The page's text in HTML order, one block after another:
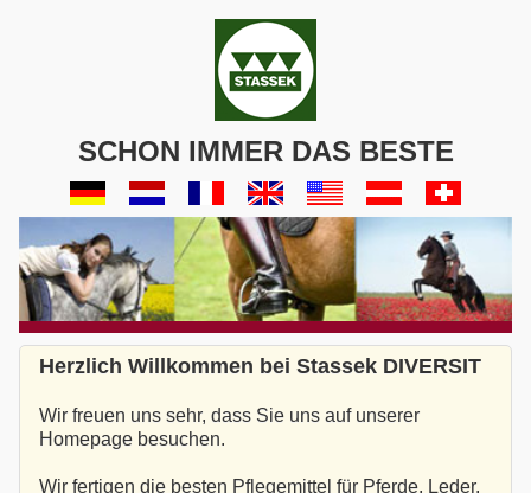
SCHON IMMER DAS BESTE
Herzlich Willkommen bei Stassek DIVERSIT
Wir freuen uns sehr, dass Sie uns auf unserer
Homepage besuchen.
Wir fertigen die besten Pflegemittel für Pferde, Leder,